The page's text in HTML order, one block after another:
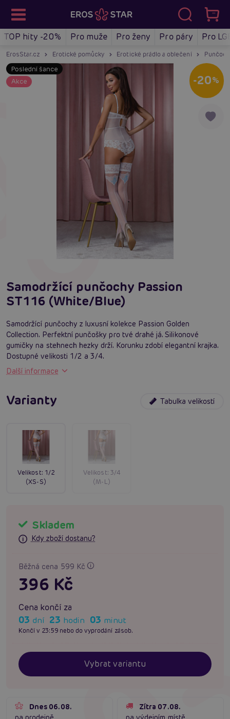
TOP hity -20% Pro muže Pro ženy Pro páry Pro
ErosStar.cz Erotické pomůcky Erotické prádlo a oblečení
Poslední šance
Akce
-20%
Samodržící punčochy Passion
ST116 (White/Blue)
Samodržící punčochy z luxusní kolekce Passion Golden
Collection. Perfektní punčošky pro tvé drahé já. Silikonové
gumičky na stehnech hezky drží. Korunku zdobí elegantní krajka.
Dostupné velikosti 1/2 a 3/4.
Další informace
Varianty Tabulka velikostí
Velikost: 1/2
(XS-S)
Velikost: 3/4
(M-L)
Skladem
Kdy zboží dostanu?
Běžná cena 599 Kč
396 Kč
Cena končí za
03 dní 23 hodin 03 minut
Končí v 23:59 nebo do vyprodání zásob.
Vybrat variantu
Dnes 06.08.
Zítra 07.08.